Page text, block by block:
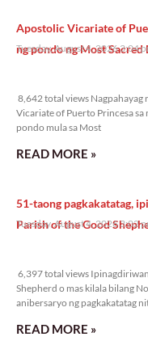
Apostolic Vicariate of
ng pondo ng Most Sacred
Tuesday, August 4, 2026 3:04
8,642 total views Nagpahayag
Vicariate of Puerto Princesa
pondo mula sa Most
READ MORE »
51-taong pagkakatatag,
Parish of the Good
Tuesday, August 4, 2026 3:02
6,397 total views
Shepherd o mas kilala bilang
anibersaryo ng pagkakatatag
READ MORE »